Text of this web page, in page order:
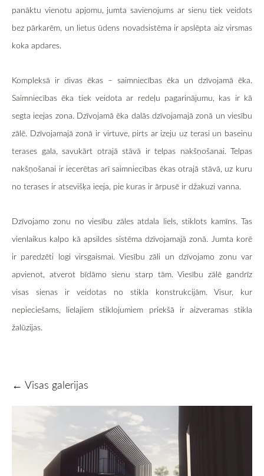
panāktu vienotu apjomu, jumta savienojums ar sienu tiek veidots
bez pārkarēm, un lietus ūdens novadsistēma ir apslēpta aiz virsmas
koka apdares.
Kompleksā ir divas ēkas – saimniecības ēka un dzīvojamā ēka.
Saimniecības ēka tiek veidota ar redeļu pagarinājumu, kas ir kā
segta ieejas zona. Dzīvojamā ēka dalās dzīvojamajā zonā un viesību
zālē. Dzīvojamajā zonā ir virtuve, pirts ar izeju uz terasi un baseinu
terases gala, savukārt otrajā stāvā ir telpas nakšņošanai. Telpas
nakšņošanai ir iecerētas arī saimniecības ēkas otrajā stāvā, uz kuru
no terases ir atsevišķa ieeja, pie kuras ir ārpusē ir džakuzi vanna.
Dzīvojamo zonu no viesību zāles atdala liels, stiklots kamīns. Tas
vienlaikus kalpo kā apsildes sistēma dzīvojamajā zonā. Jumta korē
ir paredzēti logi virsgaismai. Viesību zāli un dzīvojamo zonu var
apvienot, atverot bīdāmo sienu starp tām. Viesību zālē gandrīz
visas sienas ir veidotas no stikla konstrukcijām. Visur, kur
nepieciešams, lielajiem stiklojumiem priekšā ir aizveramas stikla
žalūzijas.
Visas galerijas